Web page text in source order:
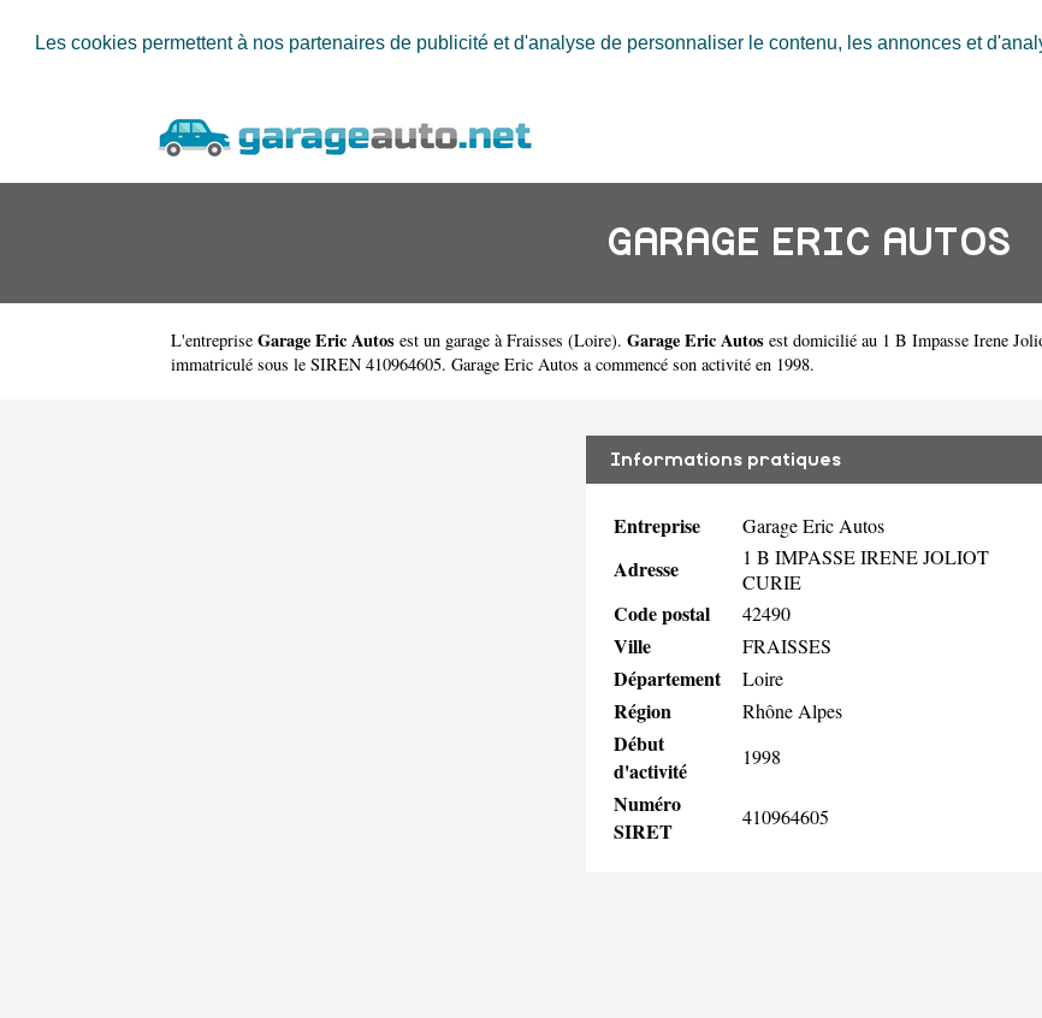
Les cookies permettent à nos partenaires de publicité et d'analyse de personnaliser le contenu, les annonces et
GARAGE ERIC AUTOS
L'entreprise Garage Eric Autos est un garage à Fraisses (Loire). Garage Eric Autos est domicilié au 1 B Impasse Irene
immatriculé sous le SIREN 410964605. Garage Eric Autos a commencé son activité en 1998.
Informations pratiques
Entreprise Garage Eric Autos
Adresse
1 B IMPASSE IRENE JOLIOT
CURIE
Code postal 42490
Ville FRAISSES
Département Loire
Région Rhône Alpes
Début
d'activité
1998
Numéro
SIRET
410964605